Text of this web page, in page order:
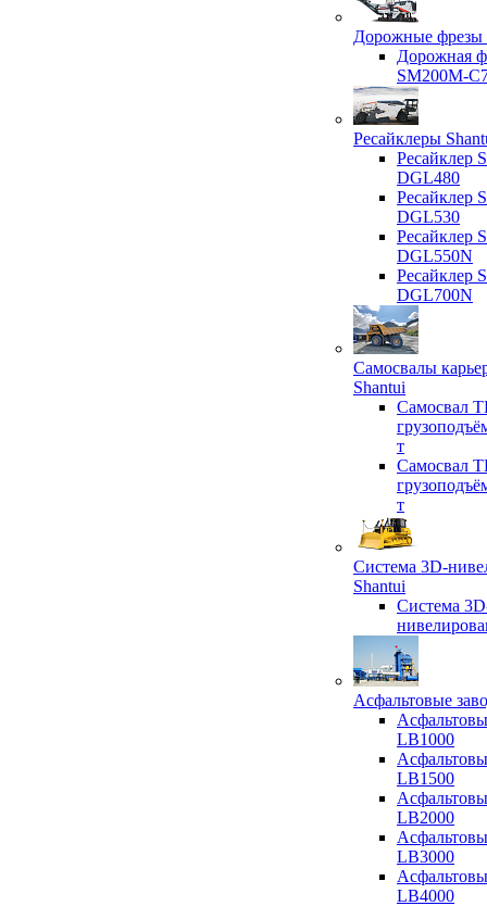
Дорожные фрезы
Дорожная
SM200M-
Ресайклеры
Ресайклер
DGL480
Ресайклер
DGL530
Ресайклер
DGL550N
Ресайклер
DGL700N
Самосвалы
Shantui
Самосвал
т
Самосвал
т
Система 3D-
Shantui
Система
Асфальтовые
LB1000
LB1500
LB2000
LB3000
LB4000